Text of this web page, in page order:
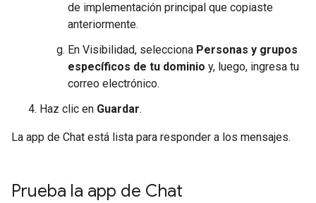
de implementación principal que copiaste
anteriormente.
En Visibilidad, selecciona Personas y grupos
específicos de tu dominio y, luego, ingresa tu
correo electrónico.
Haz clic en Guardar.
La app de Chat está lista para responder a los mensajes.
Prueba la app de Chat